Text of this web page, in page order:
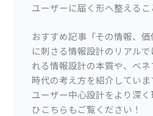
ユーザーに届く形へ整えるこ
おすすめ記事「その情報、
に刺さる情報設計のリアル
れる情報設計の本質や、ベ
時代の考え方を紹介していま
ユーザー中心設計をより深
ひこちらもご覧ください！